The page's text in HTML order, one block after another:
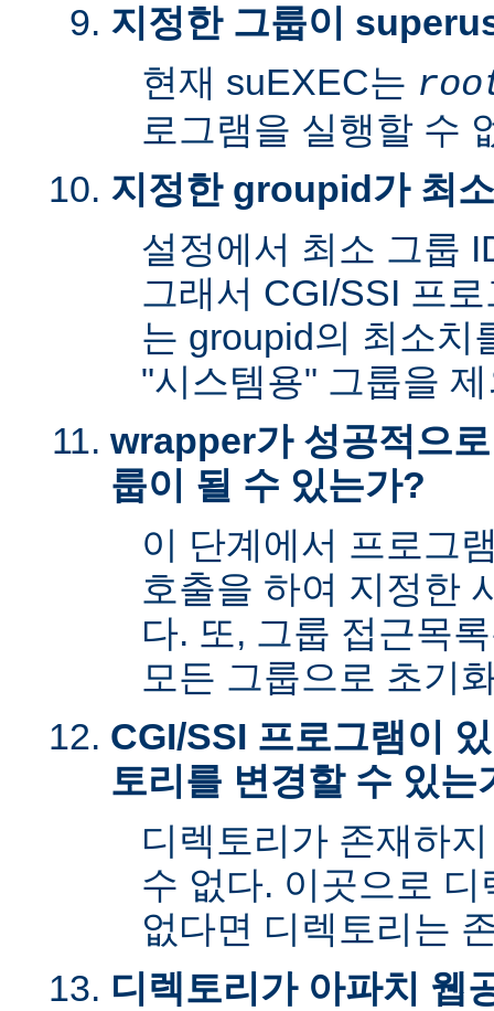
지정한 그룹이
현재 suEXEC는
로그램을 실행할 수
지정한 groupid가 최
설정에서 최소 그룹
그래서 CGI/SSI 프
는 groupid의 최소치
"시스템용" 그룹을
wrapper가 성공적으
룹이 될 수 있는가?
이 단계에서 프로그
호출을 하여 지정한
다. 또, 그룹 접근목
모든 그룹으로 초기
CGI/SSI 프로그램이
토리를 변경할 수 있는
디렉토리가 존재하
수 없다. 이곳으로
없다면 디렉토리는
디렉토리가 아파치 웹